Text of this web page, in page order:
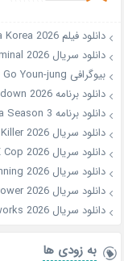
دانلود فیلم Hana Korea 2026
دانلود سریال Criminal 2026
بیوگرافی Go Youn-jung
دانلود برنامه Kill It: Style Creator Showdown 2026
دانلود برنامه Fresh off the Sea Season 3
دانلود سریال A Bona Fide Killer 2026
دانلود سریال Flex X Cop 2026
دانلود سریال The Affair Was Just the Beginning 2026
دانلود سریال Blossoms of Power 2026
دانلود سریال Love Has Fireworks 2026
به زودی ها